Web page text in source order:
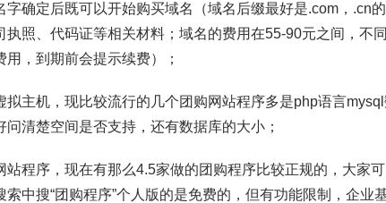
字确定后既可以开始购买域名（域名后缀最好是.com，.cn
执照、代码证等相关材料；域名的费用在55-90元之间，不
用，到期前会提示续费）；
拟主机，现比较流行的几个团购网站程序多是php语言
问清楚空间是否支持，还有数据库的大小；
站程序，现在有那么4.5家做的团购程序比较正规的，大家
索中搜“团购程序”个人版的是免费的，但有功能限制，企